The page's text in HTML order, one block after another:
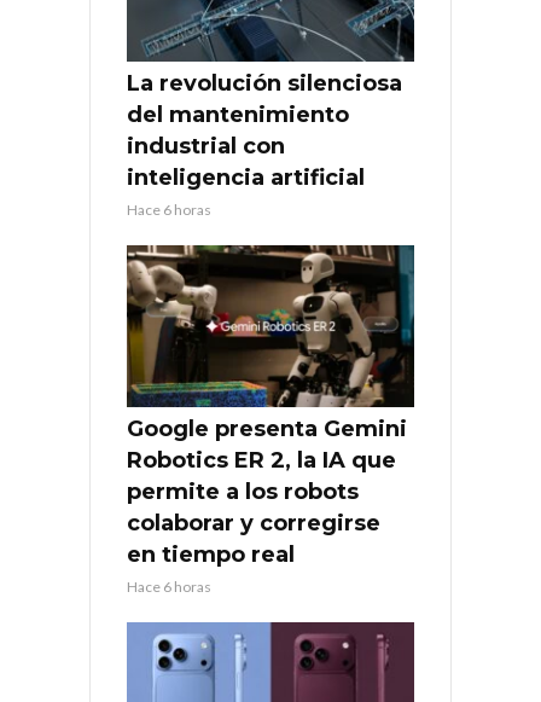
La revolución silenciosa
del mantenimiento
industrial con
inteligencia artificial
Hace 6 horas
Google presenta Gemini
Robotics ER 2, la IA que
permite a los robots
colaborar y corregirse
en tiempo real
Hace 6 horas